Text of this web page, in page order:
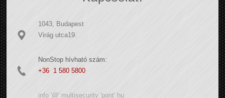
1043, Budapest
Virág utca19.
NonStop hívható szám:
+36 1 580 5800
info '@' multisecurity 'pont' hu